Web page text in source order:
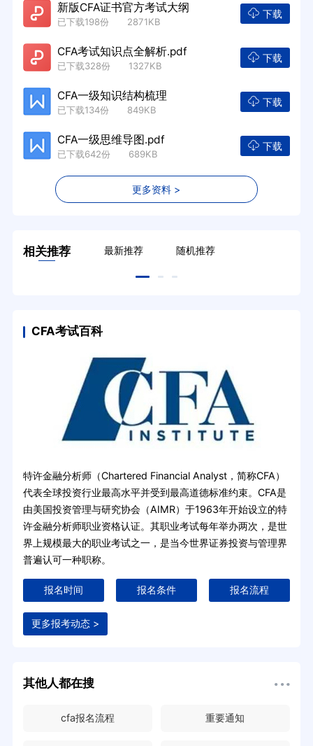
新版CFA证书官方考试大纲
已下载198份 2871KB
下载
CFA考试知识点全解析.pdf
已下载328份 1327KB
下载
CFA一级知识结构梳理
已下载134份 849KB
下载
CFA一级思维导图.pdf
已下载642份 689KB
下载
更多资料 >
相关推荐 最新推荐 随机推荐
CFA考试百科
特许金融分析师（Chartered Financial Analyst，简称CFA）
代表全球投资行业最高水平并受到最高道德标准约束。CFA是
由美国投资管理与研究协会（AIMR）于1963年开始设立的特
许金融分析师职业资格认证。其职业考试每年举办两次，是世
界上规模最大的职业考试之一，是当今世界证券投资与管理界
普遍认可一种职称。
报名时间 报名条件 报名流程
更多报考动态 >
其他人都在搜
cfa报名流程 重要通知